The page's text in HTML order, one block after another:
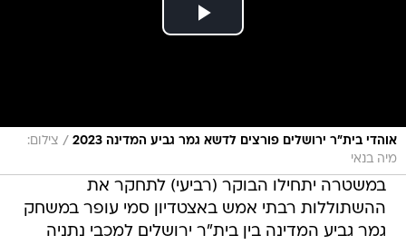
אוהדי בית"ר ירושלים פורצים לדשא גמר גביע המדינה 2023 / צילום:
מיה בנאי
במשטרה יתחילו הבוקר (רביעי) לתחקר את
ההשתוללות רבתי אמש באצטדיון סמי עופר במשחק
גמר גביע המדינה בין בית"ר ירושלים למכבי נתניה